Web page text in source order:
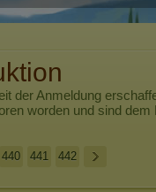
der Anmeldung
worden und sind dem
440 441 442